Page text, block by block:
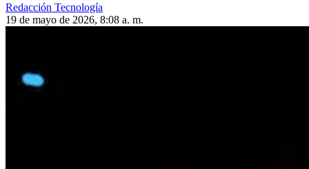
Redacción Tecnología
19 de mayo de 2026, 8:08 a. m.